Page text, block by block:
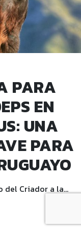
PARA
EN
UNA
PARA
del Criador a la…